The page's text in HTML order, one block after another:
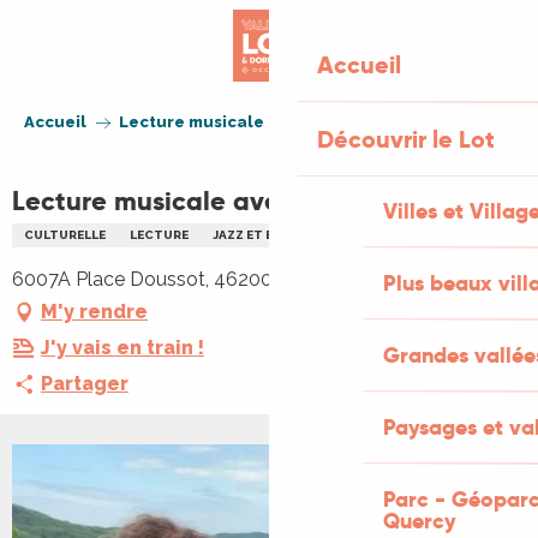
Accueil
Découvrir le Lot
Villes et
Plus beaux
Grandes
Paysages et
Parc -
Quercy
Accueil Lecture musicale avec Souillac en Jazz
Lecture musicale avec Souillac en Jazz
CULTURELLE LECTURE JAZZ ET BLUES
6007A Place Doussot, 46200 Souillac
M'y rendre
J'y vais en train !
Partager